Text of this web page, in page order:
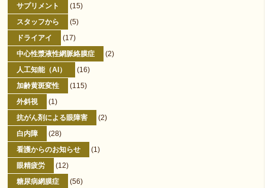
サプリメント
(15)
スタッフから
(5)
ドライアイ
(17)
中心性漿液性網脈絡膜症
(2)
人工知能（AI）
(16)
加齢黄斑変性
(115)
外斜視
(1)
抗がん剤による眼障害
(2)
白内障
(28)
看護からのお知らせ
(1)
眼精疲労
(12)
糖尿病網膜症
(56)